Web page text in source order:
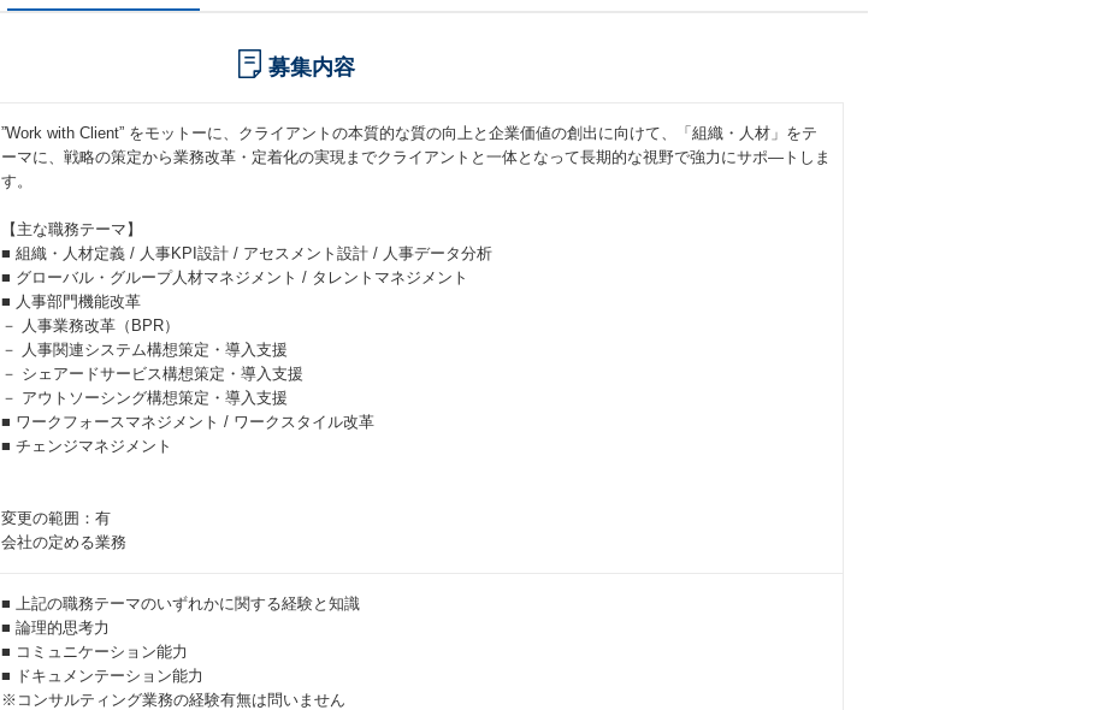
募集内容
”Work with Client” をモットーに、クライアントの本質的な質の向上と企業価値の創出に向けて、「組織・人材」をテ
ーマに、戦略の策定から業務改革・定着化の実現までクライアントと一体となって長期的な視野で強力にサポ―トしま
す。
【主な職務テーマ】
■ 組織・人材定義 / 人事KPI設計 / アセスメント設計 / 人事データ分析
■ グローバル・グループ人材マネジメント / タレントマネジメント
■ 人事部門機能改革
－ 人事業務改革（BPR）
－ 人事関連システム構想策定・導入支援
－ シェアードサービス構想策定・導入支援
－ アウトソーシング構想策定・導入支援
■ ワークフォースマネジメント / ワークスタイル改革
■ チェンジマネジメント
変更の範囲：有
会社の定める業務
■ 上記の職務テーマのいずれかに関する経験と知識
■ 論理的思考力
■ コミュニケーション能力
■ ドキュメンテーション能力
※コンサルティング業務の経験有無は問いません